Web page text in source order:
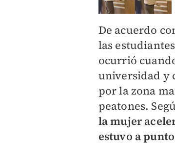
De acuerdo
las
ocurrió
universidad y
por la zona
peatones.
la mujer
estuvo a